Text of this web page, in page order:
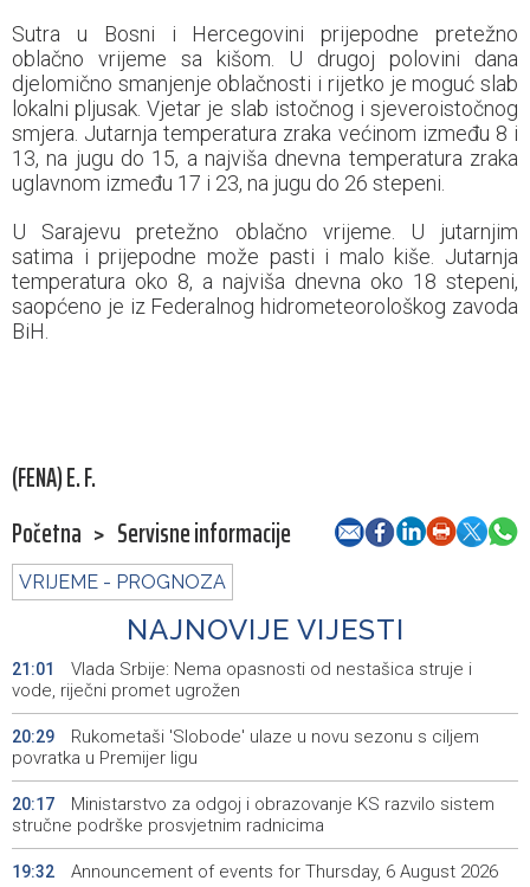
Sutra u Bosni i Hercegovini prijepodne pretežno
oblačno vrijeme sa kišom. U drugoj polovini dana
djelomično smanjenje oblačnosti i rijetko je moguć slab
lokalni pljusak. Vjetar je slab istočnog i sjeveroistočnog
smjera. Jutarnja temperatura zraka većinom između 8 i
13, na jugu do 15, a najviša dnevna temperatura zraka
uglavnom između 17 i 23, na jugu do 26 stepeni.
U Sarajevu pretežno oblačno vrijeme. U jutarnjim
satima i prijepodne može pasti i malo kiše. Jutarnja
temperatura oko 8, a najviša dnevna oko 18 stepeni,
saopćeno je iz Federalnog hidrometeorološkog zavoda
BiH.
(FENA) E. F.
Početna > Servisne informacije
VRIJEME - PROGNOZA
NAJNOVIJE VIJESTI
21:01
Vlada Srbije: Nema opasnosti od nestašica struje i
vode, riječni promet ugrožen
20:29
Rukometaši 'Slobode' ulaze u novu sezonu s ciljem
povratka u Premijer ligu
20:17
Ministarstvo za odgoj i obrazovanje KS razvilo sistem
stručne podrške prosvjetnim radnicima
19:32 Announcement of events for Thursday, 6 August 2026